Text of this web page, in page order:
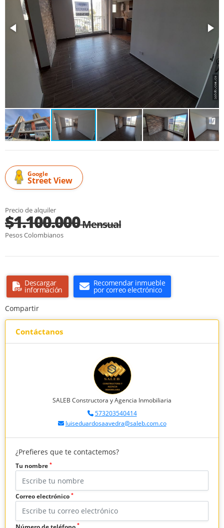
Google
Street View
Precio de alquiler
$1.100.000Mensual
Pesos Colombianos
Descargar
información
Recomendar inmueble
por correo electrónico
Compartir
Contáctanos
SALEB Constructora y Agencia Inmobiliaria
573203540414
luiseduardosaavedra@saleb.com.co
¿Prefieres que te contactemos?
Tu nombre *
Correo electrónico *
*